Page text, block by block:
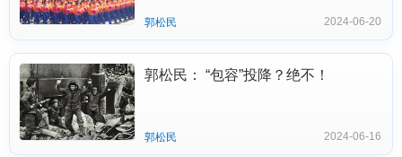
郭松民 2024-06-20
郭松民： “包容”投降？绝不！
郭松民 2024-06-16